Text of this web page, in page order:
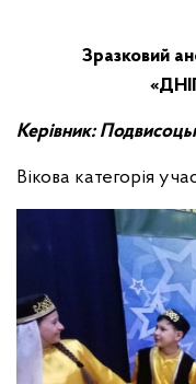
Зразковий
Керівник:
Вікова категорія